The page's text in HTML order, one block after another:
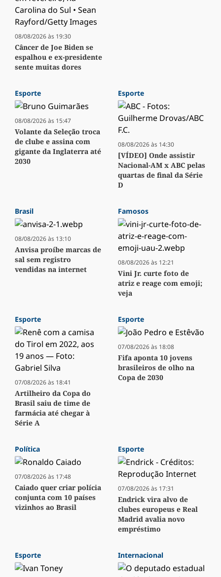
08/08/2026 às 19:30
Câncer de Joe Biden se
espalhou e ex-presidente
sente muitas dores
Esporte
08/08/2026 às 15:47
Volante da Seleção troca
de clube e assina com
gigante da Inglaterra até
2030
Esporte
08/08/2026 às 14:30
[VÍDEO] Onde assistir
Nacional-AM x ABC pelas
quartas de final da Série
D
Brasil
08/08/2026 às 13:10
Anvisa proíbe marcas de
sal sem registro
vendidas na internet
Famosos
08/08/2026 às 12:21
Vini Jr. curte foto de
atriz e reage com emoji;
veja
Esporte
07/08/2026 às 18:41
Artilheiro da Copa do
Brasil saiu de time de
farmácia até chegar à
Série A
Esporte
07/08/2026 às 18:08
Fifa aponta 10 jovens
brasileiros de olho na
Copa de 2030
Política
07/08/2026 às 17:48
Caiado quer criar polícia
conjunta com 10 países
vizinhos ao Brasil
Esporte
07/08/2026 às 17:31
Endrick vira alvo de
clubes europeus e Real
Madrid avalia novo
empréstimo
Esporte Internacional